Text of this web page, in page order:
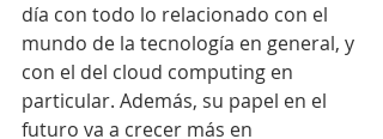
día con todo lo relacionado con el
mundo de la tecnología en general, y
con el del cloud computing en
particular. Además, su papel en el
futuro va a crecer más en